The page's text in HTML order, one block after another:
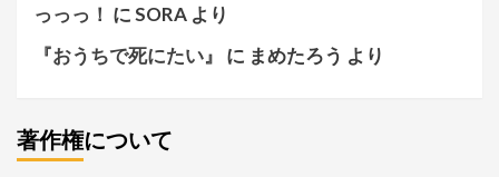
っっっ！ にSORA より
『おうちで死にたい』
に まめたろう より
著作権について